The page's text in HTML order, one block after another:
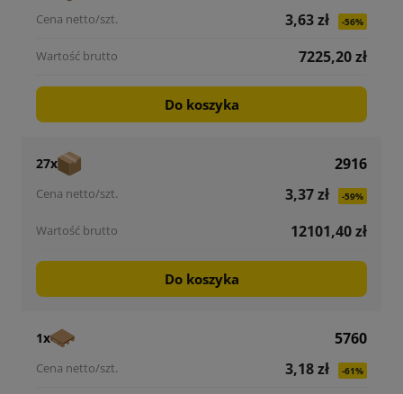
3,63 zł
-56%
7225,20 zł
Do koszyka
27x
2916
3,37 zł
-59%
12101,40 zł
Do koszyka
1x
5760
3,18 zł
-61%